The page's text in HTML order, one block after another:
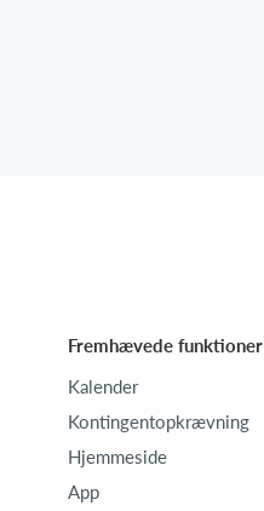
Fremhævede funktioner
Kalender
Kontingentopkrævning
Hjemmeside
App